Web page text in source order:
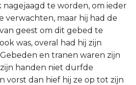
nagejaagd te worden, om ieder
verwachten, maar hij had de
geest om dit gebed te
was, overal had hij zijn
en tranen waren zijn
handen niet durfde
vorst dan hief hij ze op tot zijn